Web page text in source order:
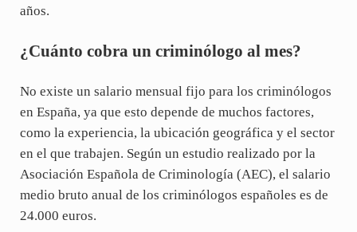
años.
¿Cuánto cobra un criminólogo al mes?
No existe un salario mensual fijo para los criminólogos
en España, ya que esto depende de muchos factores,
como la experiencia, la ubicación geográfica y el sector
en el que trabajen. Según un estudio realizado por la
Asociación Española de Criminología (AEC), el salario
medio bruto anual de los criminólogos españoles es de
24.000 euros.